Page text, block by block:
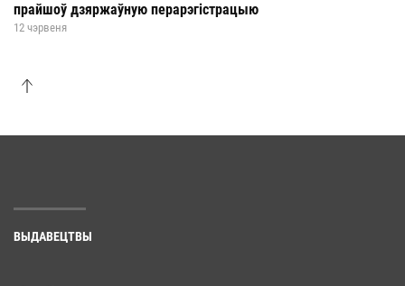
прайшоў дзяржаўную перарэгістрацыю
12 чэрвеня
ВЫДАВЕЦТВЫ